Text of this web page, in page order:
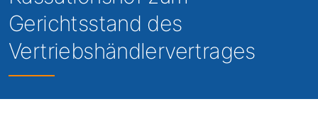
Gerichtsstand des
Vertriebshändlervertrages